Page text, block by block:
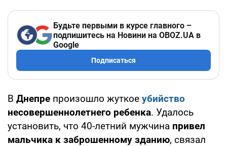
Будьте первыми в курсе главного –
подпишитесь на Новини на OBOZ.UA в
Google
Подписаться
В Днепре произошло жуткое убийство
несовершеннолетнего ребенка. Удалось
установить, что 40-летний мужчина привел
мальчика к заброшенному зданию, связал